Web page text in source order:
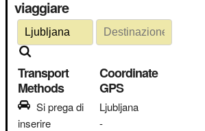
viaggiare
Transport
Methods
Si prega di
inserire
Coordinate
GPS
Ljubljana
-